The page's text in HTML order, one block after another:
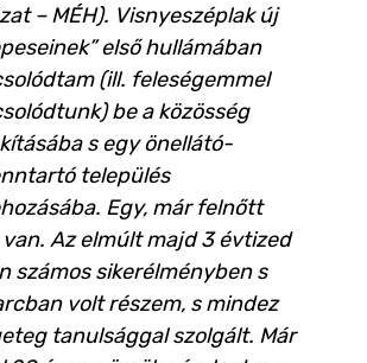
– MÉH). Visnyeszéplak új
első hullámában
(ill. feleségemmel
be a közösség
s egy önellátó-
település
Egy, már felnőtt
Az elmúlt majd 3 évtized
számos sikerélményben s
volt részem, s mindez
tanulsággal szolgált. Már